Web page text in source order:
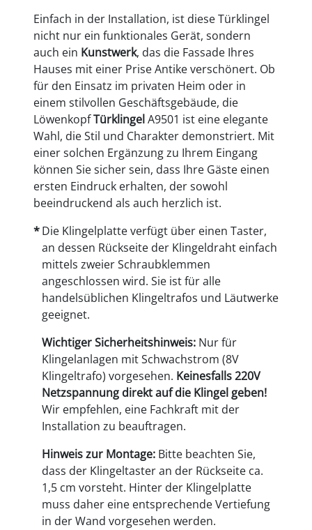
Einfach in der Installation, ist diese Türklingel
nicht nur ein funktionales Gerät, sondern
auch ein Kunstwerk, das die Fassade Ihres
Hauses mit einer Prise Antike verschönert. Ob
für den Einsatz im privaten Heim oder in
einem stilvollen Geschäftsgebäude, die
LöwenkopfTürklingelA9501 ist eine elegante
Wahl, die Stil und Charakter demonstriert. Mit
einer solchen Ergänzung zu Ihrem Eingang
können Sie sicher sein, dass Ihre Gäste einen
ersten Eindruck erhalten, der sowohl
beeindruckend als auch herzlich ist.
Die Klingelplatte verfügt über einen Taster,
an dessen Rückseite der Klingeldraht einfach
mittels zweier Schraubklemmen
angeschlossen wird. Sie ist für alle
handelsüblichen Klingeltrafos und Läutwerke
geeignet.
Wichtiger Sicherheitshinweis: Nur für
Klingelanlagen mit Schwachstrom (8V
Klingeltrafo) vorgesehen. Keinesfalls 220V
Netzspannung direkt auf die Klingel geben!
Wir empfehlen, eine Fachkraft mit der
Installation zu beauftragen.
Hinweis zur Montage: Bitte beachten Sie,
dass der Klingeltaster an der Rückseite ca.
1,5 cm vorsteht. Hinter der Klingelplatte
muss daher eine entsprechende Vertiefung
in der Wand vorgesehen werden.